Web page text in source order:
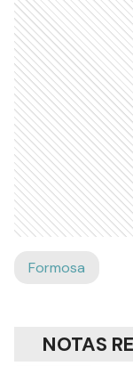
Formosa
NOTAS